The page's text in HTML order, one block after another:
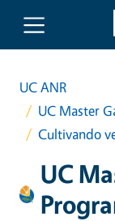
Skip to main
UC ANR
UC Master
Cultivando
UC